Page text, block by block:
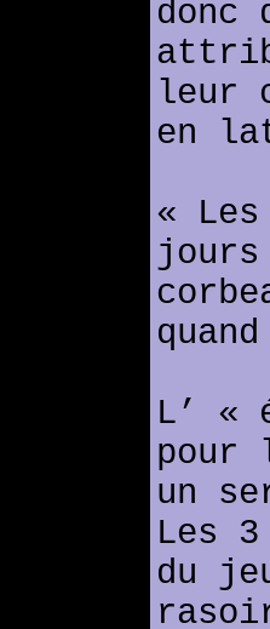
donc
leur
en
«
L’ «
pour
un
Les
du